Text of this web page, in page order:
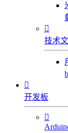

技术

开发板
